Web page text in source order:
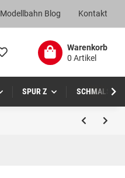
Kontakt
Modellbahn Blog
Warenkorb
0 Artikel
SPUR Z SCHMALSPUR